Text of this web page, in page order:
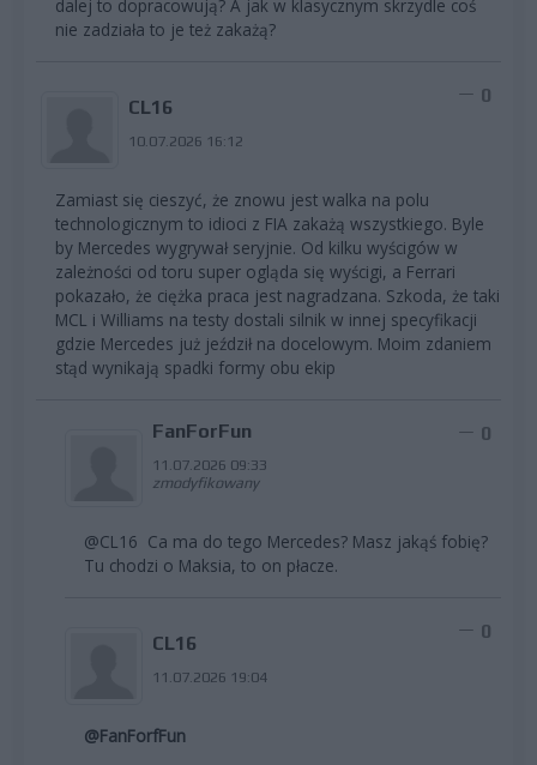
dalej to dopracowują? A jak w klasycznym skrzydle coś
nie zadziała to je też zakażą?
CL16
10.07.2026 16:12
0
Zamiast się cieszyć, że znowu jest walka na polu
technologicznym to idioci z FIA zakażą wszystkiego. Byle
by Mercedes wygrywał seryjnie. Od kilku wyścigów w
zależności od toru super ogląda się wyścigi, a Ferrari
pokazało, że ciężka praca jest nagradzana. Szkoda, że taki
MCL i Williams na testy dostali silnik w innej specyfikacji
gdzie Mercedes już jeździł na docelowym. Moim zdaniem
stąd wynikają spadki formy obu ekip
FanForFun
11.07.2026 09:33
zmodyfikowany
0
@CL16 Ca ma do tego Mercedes? Masz jakąś fobię?
Tu chodzi o Maksia, to on płacze.
CL16
11.07.2026 19:04
0
@FanForfFun